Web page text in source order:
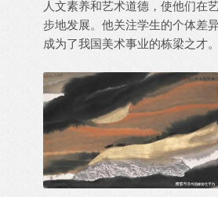
人文素养和艺术道德，使他们在
步地发展。他关注学生的个体差
成为了我国美术事业的栋梁之才。